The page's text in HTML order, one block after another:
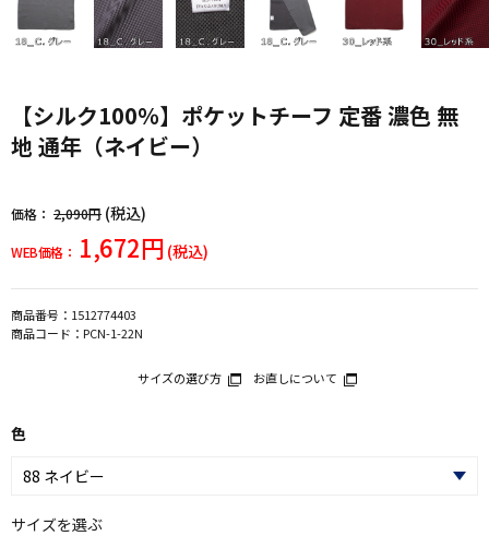
【シルク100％】ポケットチーフ 定番 濃色 無
地 通年（ネイビー）
価格： 2,090円 (税込)
WEB価格： 1,672円 (税込)
商品番号： 1512774403
商品コード： PCN-1-22N
サイズの選び方 お直しについて
色
サイズを選ぶ